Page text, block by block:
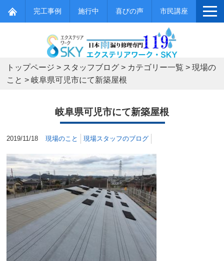
完工事例 施行中 喜びの声 市民講座
トップページ > スタッフブログ > カテゴリー一覧 >現場の
こと >岐阜県可児市にて新築屋根
岐阜県可児市にて新築屋根
2019/11/18 現場のこと 現場スタッフのブログ